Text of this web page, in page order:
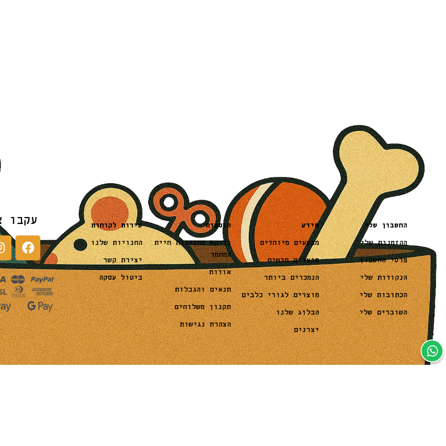
החשבון שלי
ההזמנות שלי
פרטי החשבון
הנקודות שלי
הכתובות שלי
השוברים שלי
מידע
מבצעים מיוחדים
מוצרים חדשים
הנמכרים ביותר
מוצרים לגורי כלבים
הבלוג שלנו
יצרנים
תוספות
בדיקת התנהגות חיית
המחמד
אודות
תנאים והגבלות
תקנון משלוחים
הצהרת נגישות
שירות לקוחות
החנויות שלנו
יצירת קשר
ביטול עסקה
עקבו